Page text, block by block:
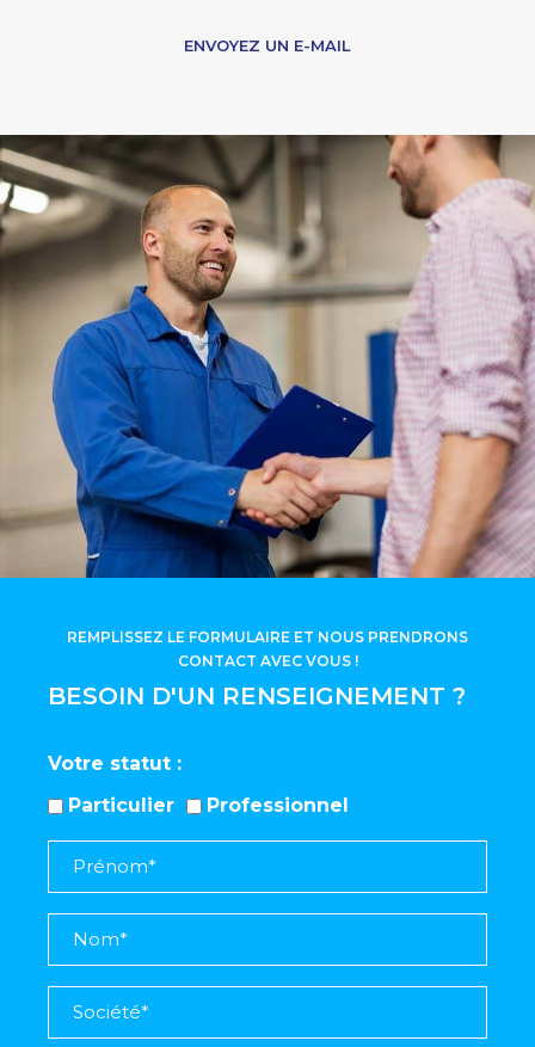
ENVOYEZ UN E-MAIL
BESOIN D'UN RENSEIGNEMENT ?
REMPLISSEZ LE FORMULAIRE ET NOUS PRENDRONS
CONTACT AVEC VOUS !
Votre statut
Particulier
Professionnel